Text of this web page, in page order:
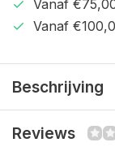
Vanaf
Vanaf
Beschrijving
Reviews